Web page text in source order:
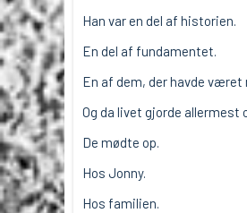
Han var en del af historien.
En del af fundamentet.
En af dem, der havde været
Og da livet gjorde allermest
De mødte op.
Hos Jonny.
Hos familien.